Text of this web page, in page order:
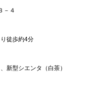
－４
徒歩約4分
新型シエンタ（白茶）